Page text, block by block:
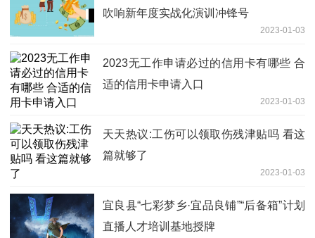
吹响新年度实战化演训冲锋号
2023-01-03
2023无工作申请必过的信用卡有哪些 合
适的信用卡申请入口
2023-01-03
天天热议:工伤可以领取伤残津贴吗 看这
篇就够了
2023-01-03
宜良县“七彩梦乡·宜品良铺”“后备箱”计划
直播人才培训基地授牌